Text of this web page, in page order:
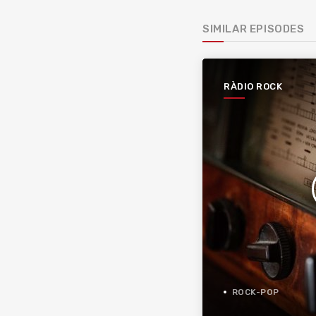
SIMILAR EPISODES
RÀDIO ROCK
ROCK-POP